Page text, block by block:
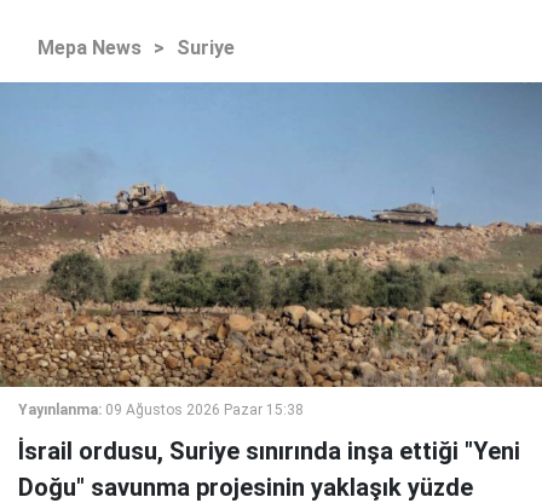
Mepa News > Suriye
Yayınlanma: 09 Ağustos 2026 Pazar 15:38
İsrail ordusu, Suriye sınırında inşa ettiği "Yeni
Doğu" savunma projesinin yaklaşık yüzde